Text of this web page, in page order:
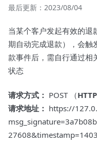
最后更新：2023/08/04
当某个客户发起有效的退
期自动完成退款），会触
款事件后，需自行通过相
状态
请求方式： POST （
请求地址： https://